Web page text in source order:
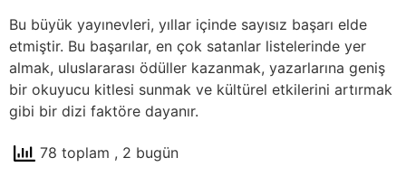
Bu büyük yayınevleri, yıllar içinde sayısız başarı elde
etmiştir. Bu başarılar, en çok satanlar listelerinde yer
almak, uluslararası ödüller kazanmak, yazarlarına geniş
bir okuyucu kitlesi sunmak ve kültürel etkilerini artırmak
gibi bir dizi faktöre dayanır.
78 toplam , 2 bugün